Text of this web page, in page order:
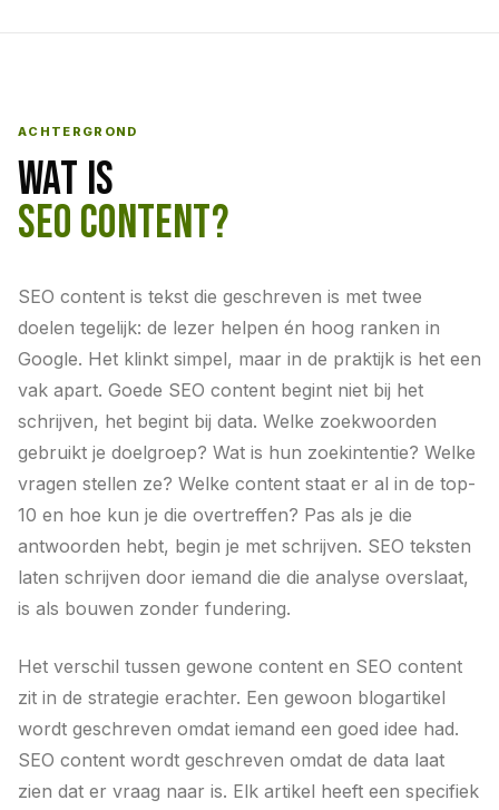
ACHTERGROND
WAT IS
SEO CONTENT?
SEO content is tekst die geschreven is met twee
doelen tegelijk: de lezer helpen én hoog ranken in
Google. Het klinkt simpel, maar in de praktijk is het een
vak apart. Goede SEO content begint niet bij het
schrijven, het begint bij data. Welke zoekwoorden
gebruikt je doelgroep? Wat is hun zoekintentie? Welke
vragen stellen ze? Welke content staat er al in de top-
10 en hoe kun je die overtreffen? Pas als je die
antwoorden hebt, begin je met schrijven. SEO teksten
laten schrijven door iemand die die analyse overslaat,
is als bouwen zonder fundering.
Het verschil tussen gewone content en SEO content
zit in de strategie erachter. Een gewoon blogartikel
wordt geschreven omdat iemand een goed idee had.
SEO content wordt geschreven omdat de data laat
zien dat er vraag naar is. Elk artikel heeft een specifiek